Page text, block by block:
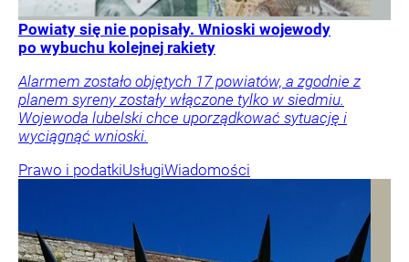
Powiaty się nie popisały. Wnioski wojewody
po wybuchu kolejnej rakiety
Alarmem zostało objętych 17 powiatów, a zgodnie z
planem syreny zostały włączone tylko w siedmiu.
Wojewoda lubelski chce uporządkować sytuację i
wyciągnąć wnioski.
Prawo i podatkiUsługiWiadomości